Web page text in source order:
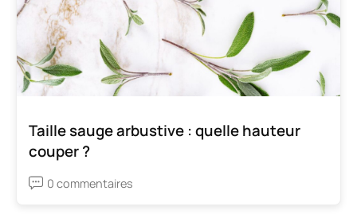
Taille sauge arbustive : quelle hauteur
couper ?
0 commentaires